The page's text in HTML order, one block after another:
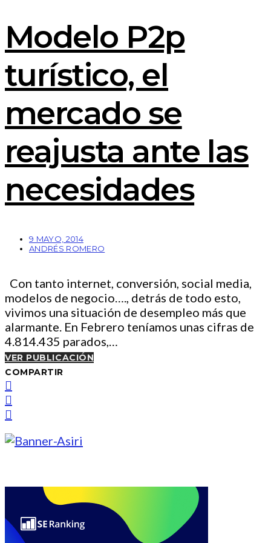
Modelo P2p
turístico, el
mercado se
reajusta ante las
necesidades
9 MAYO, 2014
ANDRÉS ROMERO
Con tanto internet, conversión, social media,
modelos de negocio…., detrás de todo esto,
vivimos una situación de desempleo más que
alarmante. En Febrero teníamos unas cifras de
4.814.435 parados,…
VER PUBLICACIÓN
COMPARTIR